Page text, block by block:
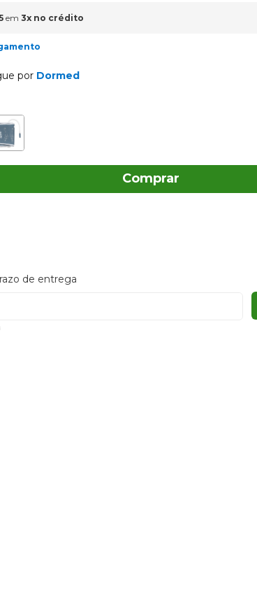
em 3x no crédito
por Dormed
Comprar